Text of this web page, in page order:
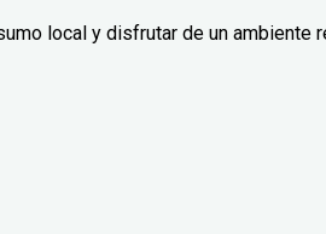
local y disfrutar de un ambiente